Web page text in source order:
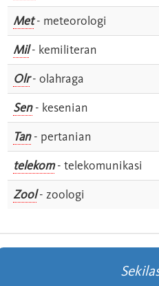
Met- meteorologi
Mil- kemiliteran
Olr- olahraga
Sen- kesenian
Tan- pertanian
telekom- telekomunikasi
Zool- zoologi